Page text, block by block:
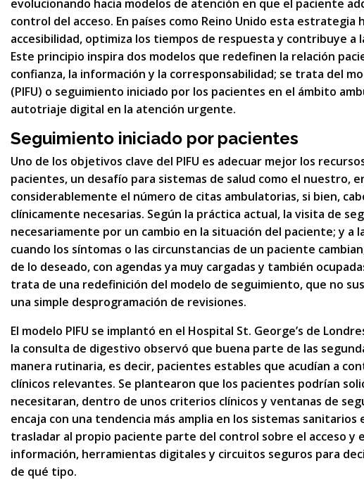
evolucionando hacia modelos de atención en que el paciente
control del acceso. En países como Reino Unido esta estrategia
accesibilidad, optimiza los tiempos de respuesta y contribuye a
Este principio inspira dos modelos que redefinen la relación
confianza, la información y la corresponsabilidad; se trata del
(PIFU) o seguimiento iniciado por los pacientes en el ámbito
autotriaje digital en la atención urgente.
Seguimiento iniciado por pacientes
Uno de los objetivos clave del PIFU es adecuar mejor los
pacientes, un desafío para sistemas de salud como el nuestro,
considerablemente el número de citas ambulatorias, si bien,
clínicamente necesarias. Según la práctica actual, la visita de
necesariamente por un cambio en la situación del paciente; y a
cuando los síntomas o las circunstancias de un paciente
de lo deseado, con agendas ya muy cargadas y también
trata de una redefinición del modelo de seguimiento, que no
una simple desprogramación de revisiones.
El modelo PIFU se implantó en el Hospital St. George’s de
la consulta de digestivo observó que buena parte de las
manera rutinaria, es decir, pacientes estables que acudían a
clínicos relevantes. Se plantearon que los pacientes podrían
necesitaran, dentro de unos criterios clínicos y ventanas de
encaja con una tendencia más amplia en los sistemas
trasladar al propio paciente parte del control sobre el acceso y
información, herramientas digitales y circuitos seguros para
de qué tipo.